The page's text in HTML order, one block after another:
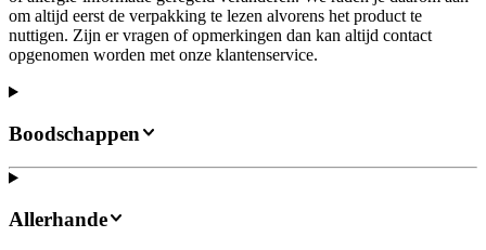
om altijd eerst de verpakking te lezen alvorens het product te
nuttigen. Zijn er vragen of opmerkingen dan kan altijd contact
opgenomen worden met onze klantenservice.
Boodschappen
Allerhande